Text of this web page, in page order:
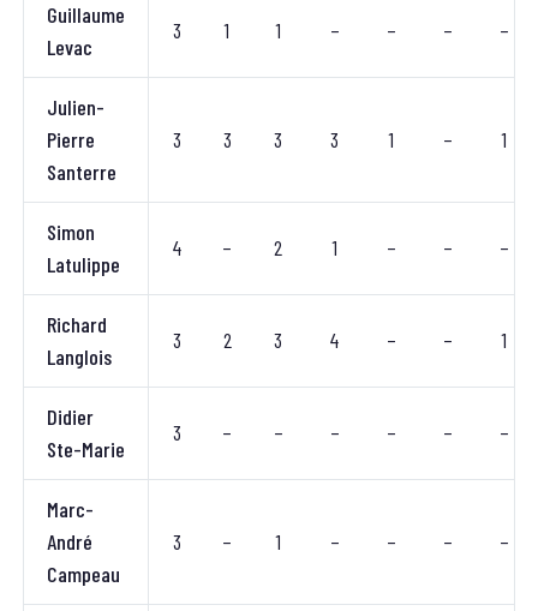
Guillaume
Levac
3 1 1 – – – –
Julien-
Pierre
Santerre
3 3 3 3 1 – 1
Simon
Latulippe
4 – 2 1 – – –
Richard
Langlois
3 2 3 4 – – 1
Didier
Ste-Marie
3 – – – – – –
Marc-
André
Campeau
3 – 1 – – – –